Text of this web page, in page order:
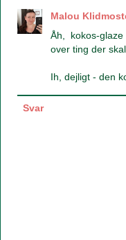
Malou
Åh, kokos-
over ting der
Ih, dejligt - den
Svar